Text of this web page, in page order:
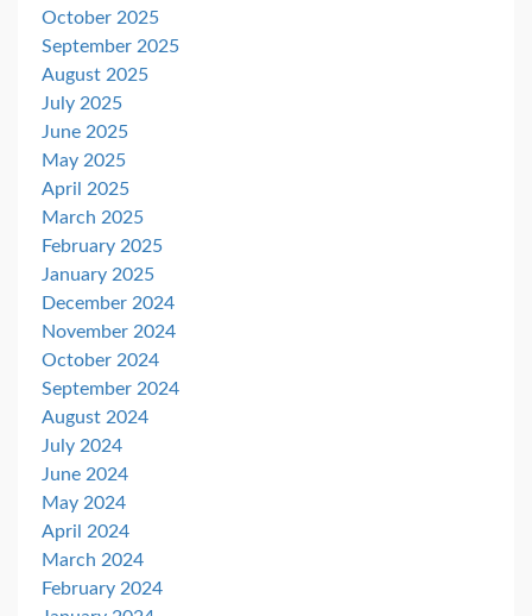
October 2025
September 2025
August 2025
July 2025
June 2025
May 2025
April 2025
March 2025
February 2025
January 2025
December 2024
November 2024
October 2024
September 2024
August 2024
July 2024
June 2024
May 2024
April 2024
March 2024
February 2024